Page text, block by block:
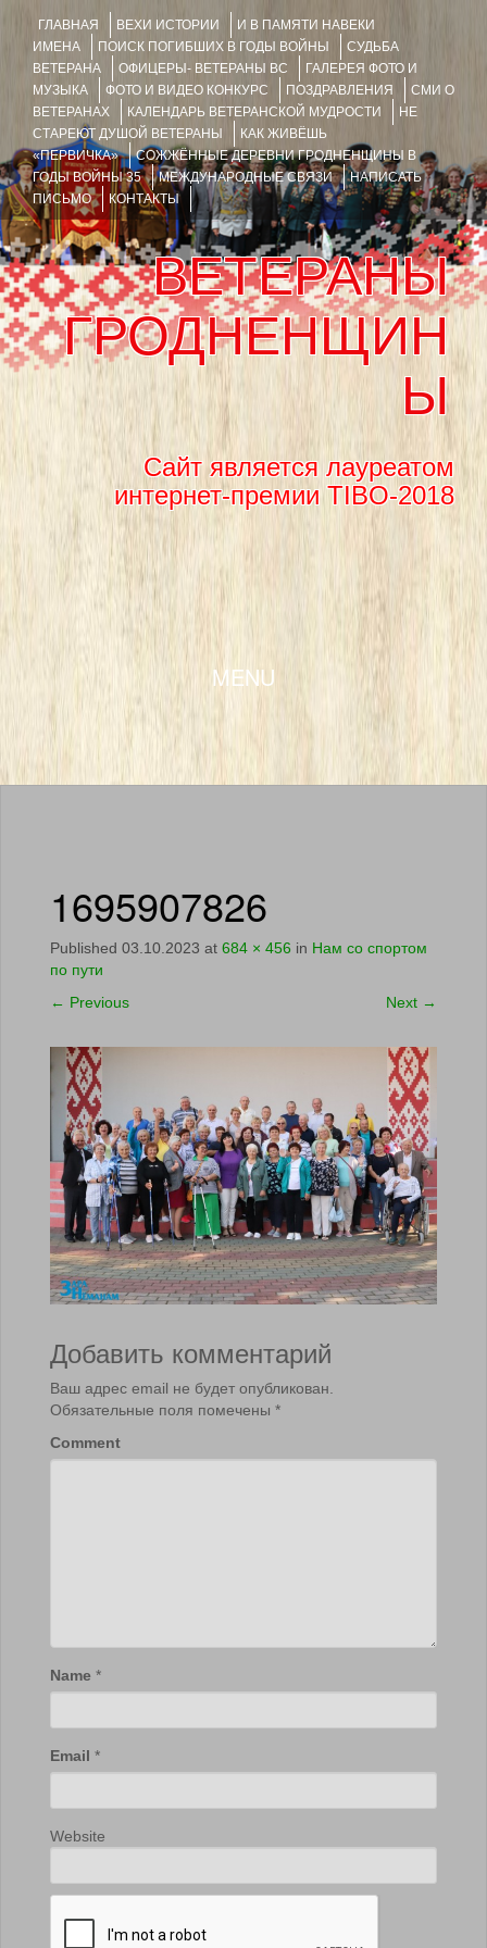
ГЛАВНАЯ ВЕХИ ИСТОРИИ
И В ПАМЯТИ НАВЕКИ
ИМЕНА
ПОИСК ПОГИБШИХ В ГОДЫ ВОЙНЫ
СУДЬБА
ВЕТЕРАНА
ОФИЦЕРЫ- ВЕТЕРАНЫ ВС
ГАЛЕРЕЯ ФОТО И
МУЗЫКА
ФОТО И ВИДЕО КОНКУРС ПОЗДРАВЛЕНИЯ
СМИ О
ВЕТЕРАНАХ
КАЛЕНДАРЬ ВЕТЕРАНСКОЙ МУДРОСТИ
НЕ
СТАРЕЮТ ДУШОЙ ВЕТЕРАНЫ
КАК ЖИВЁШЬ
«ПЕРВИЧКА»
СОЖЖЁННЫЕ ДЕРЕВНИ ГРОДНЕНЩИНЫ В
ГОДЫ ВОЙНЫ 35
МЕЖДУНАРОДНЫЕ СВЯЗИ
НАПИСАТЬ
ПИСЬМО
КОНТАКТЫ
ВЕТЕРАНЫ
ГРОДНЕНЩИН
Ы
Сайт является лауреатом
интернет-премии TIBO-2018
MENU
SKIP TO CONTENT
1695907826
Published 03.10.2023 at 684 × 456 in Нам со спортом
по пути
← Previous Next →
Добавить комментарий
Ваш адрес email не будет опубликован.
Обязательные поля помечены *
Comment
Name *
Email *
Website